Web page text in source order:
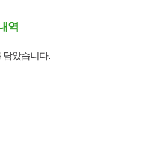
역
담았습니다.